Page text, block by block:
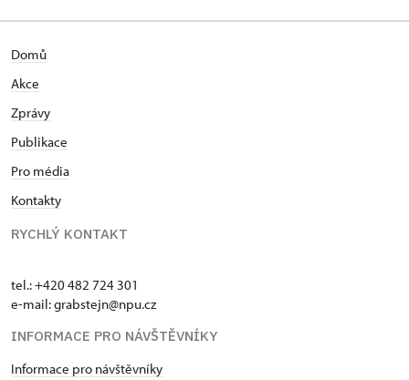
Domů
Akce
Zprávy
Publikace
Pro média
Kontakty
RYCHLÝ KONTAKT
tel.: +420 482 724 301
e-mail: grabstejn@npu.cz
INFORMACE PRO NÁVŠTĚVNÍKY
Informace pro návštěvníky